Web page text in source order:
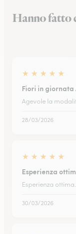
Hanno fatto
★ ★ ★ ★ ★
Fiori in giornata
Agevole la
28/03/2026
★ ★ ★ ★ ★
Esperienza
Esperienza
30/03/2026